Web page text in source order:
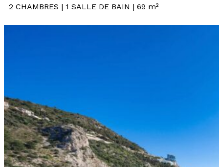
2 CHAMBRES | 1 SALLE DE BAIN | 69 m²